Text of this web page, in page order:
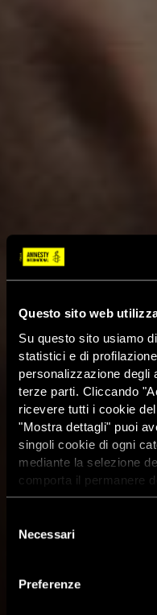
Questo sito web
Su questo sito usiamo
statistici e di
personalizzazione degli
terze parti. Cliccando
ricevere tutti i cookie
"Mostra dettagli" puoi
singoli cookie di ogni
mediante la selezione
comporta il permanere
dunque la
dei cookie attivi sul sito
delNecessari
Preferenze
Egitto:
arresti